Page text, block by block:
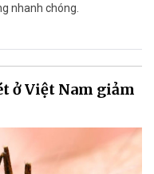
nhanh chóng.
ở Việt Nam giảm